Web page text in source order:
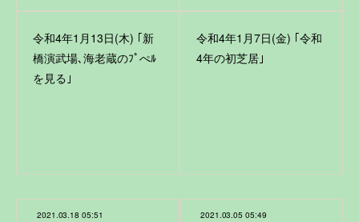
令和4年1月13日(木) ｢新
橋演武場､海老蔵のﾌﾟぺﾙ
を見る｣
令和4年1月7日(金) ｢令和
4年の初芝居｣
2021.03.18 05:51 2021.03.05 05:49